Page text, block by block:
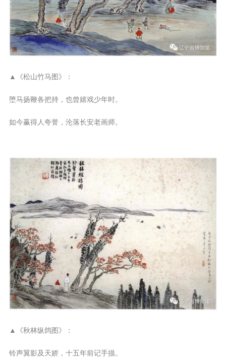
▲《松山竹马图》：
堕马扬鞭各把持，也曾嬉戏少年时。
如今赢得人夸誉，沦落长安老画师。
▲《秋林纵鸽图》：
铃声翼影及天娇，十五年前记手描。